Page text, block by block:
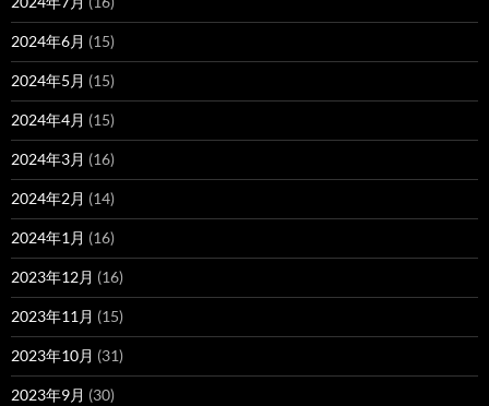
2024年6月 (15)
2024年5月 (15)
2024年4月 (15)
2024年3月 (16)
2024年2月 (14)
2024年1月 (16)
2023年12月 (16)
2023年11月 (15)
2023年10月 (31)
2023年9月 (30)